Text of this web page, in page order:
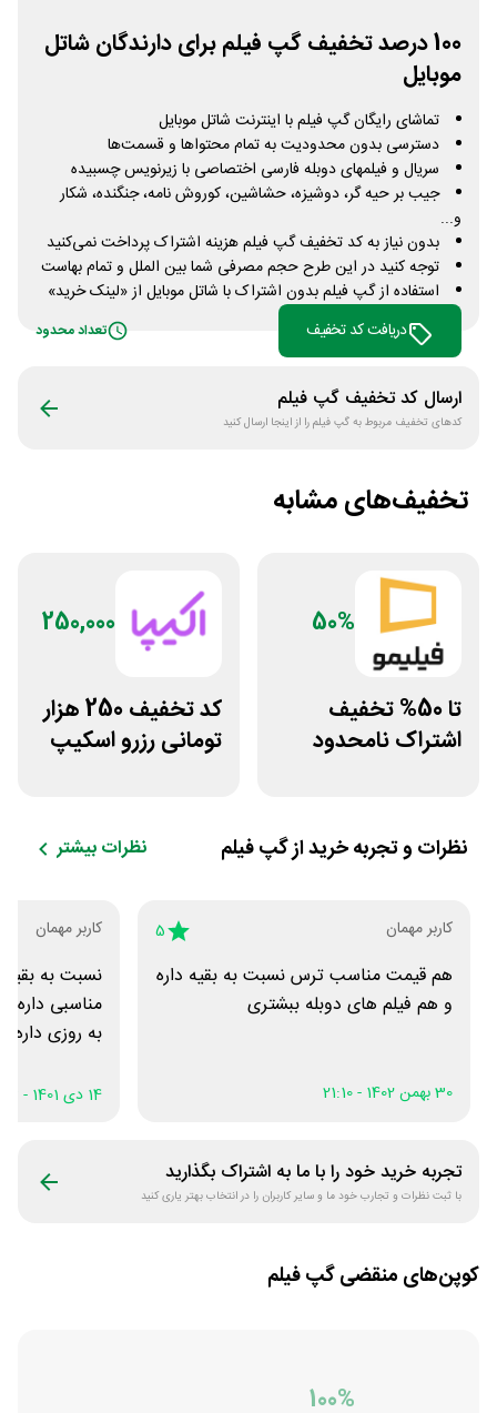
100 درصد تخفیف گپ فیلم برای دارندگان شاتل
موبایل
تماشای رایگان گپ فیلم با اینترنت شاتل موبایل
دسترسی بدون محدودیت به تمام محتواها و قسمت‌ها
سریال و فیلمهای دوبله فارسی اختصاصی با زیرنویس چسبیده
جیب بر حیه گر، دوشیزه، حشاشین، کوروش نامه، جنگنده، شکار
و...
بدون نیاز به کد تخفیف گپ فیلم هزینه اشتراک پرداخت نمی‌‎کنید
توجه کنید در این طرح حجم مصرفی شما بین الملل و تمام بهاست
استفاده از گپ فیلم بدون اشتراک با شاتل موبایل از «لینک خرید»
دریافت کد تخفیف
تعداد محدود
ارسال کد تخفیف گپ فیلم
کدهای تخفیف مربوط بهگپ فیلمرا از اینجا ارسال کنید
تخفیف‌های مشابه
50%
تا 50% تخفیف
اشتراک نامحدود
250,000
کد تخفیف 250 هزار
تومانی رزرو اسکیپ
نظرات و تجربه خرید ازگپ فیلم نظرات بیشتر
کاربر مهمان 5
هم قیمت مناسب ترس نسبت به بقیه داره
و هم فیلم های دوبله ببشتری
30 بهمن 1402 - 21:10
کاربر مهمان
نسبت به
مناسبی داره
به روزی داره
14 دی 1401 - 15:13
تجربه خرید خود را با ما به اشتراک بگذارید
با ثبت نظرات و تجارب خود ما و سایر کاربران را در انتخاب بهتر یاری کنید
کوپن‌های منقضیگپ فیلم
100%